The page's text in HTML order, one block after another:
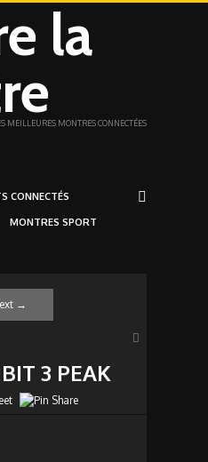
la
MEILLEURES MONTRES CONNECTÉES
CONNECTÉS
MONTRES SPORT
→
3 PEAK